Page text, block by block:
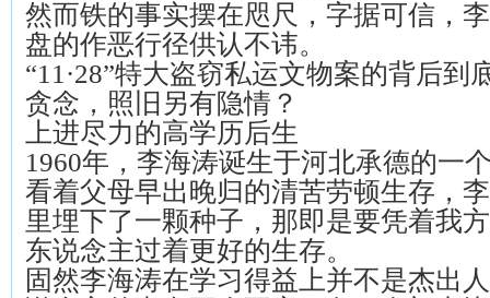
然而铁的事实摆在咫尺，字据可信，
盘的作恶行径供认不讳。
“11·28”特大盗窃私运文物案的背后到
贪念，照旧另有隐情？
上进尽力的高学历后生
1960年，李海涛诞生于河北承德的一
看着父母早出晚归的清苦劳顿生存，
里埋下了一颗种子，那即是要凭着我
东说念主过着更好的生存。
固然李海涛在学习得益上并不是杰出